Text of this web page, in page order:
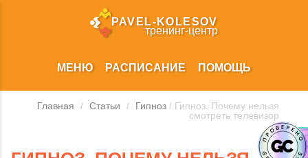
PAVEL‑KOLESOV
тренинг‑центр
МЕНЮ РАСПИСАНИЕ ПОМОЩЬ
Главная / Статьи / Гипноз / Гипноз. Почему нельзя
смотреть телевизор